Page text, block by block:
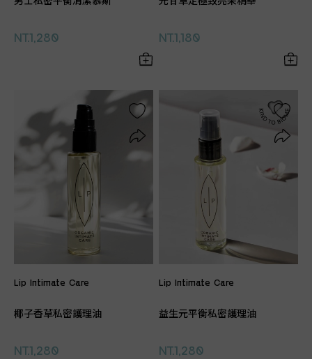
NT.1,280 NT.1,180
Lip Intimate Care
椰子香草私密護理油
NT.1,280
Lip Intimate Care
益生元平衡私密護理油
NT.1,280